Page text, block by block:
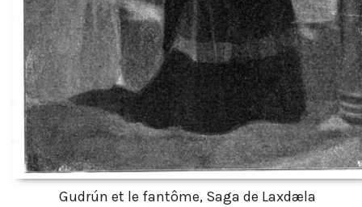
Gudrún et le fantôme, Saga de Laxdæla